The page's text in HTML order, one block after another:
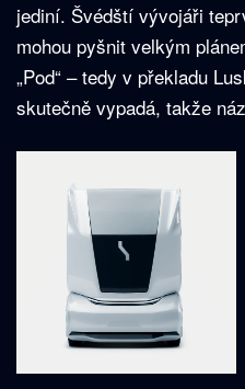
jediní. Švédští vývojáři
mohou pyšnit velkým
„Pod“ – tedy v překladu
skutečně vypadá, takže